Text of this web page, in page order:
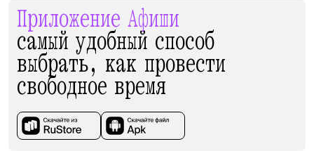
Приложение Афиши
самый удобный способ
выбрать, как провести
свободное время